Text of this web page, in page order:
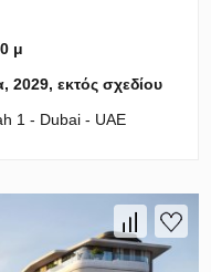
μ
2029, εκτός σχεδίου
1 - Dubai - UAE